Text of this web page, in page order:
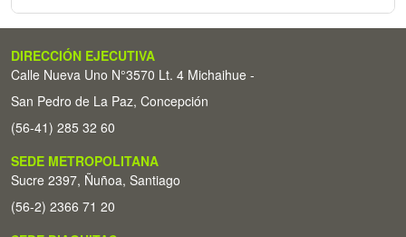
DIRECCIÓN EJECUTIVA
Calle Nueva Uno N°3570 Lt. 4 Michaihue -
San Pedro de La Paz, Concepción
(56-41) 285 32 60
SEDE METROPOLITANA
Sucre 2397, Ñuñoa, Santiago
(56-2) 2366 71 20